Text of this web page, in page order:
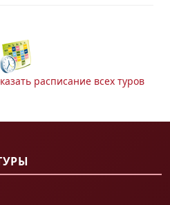
расписание всех туров